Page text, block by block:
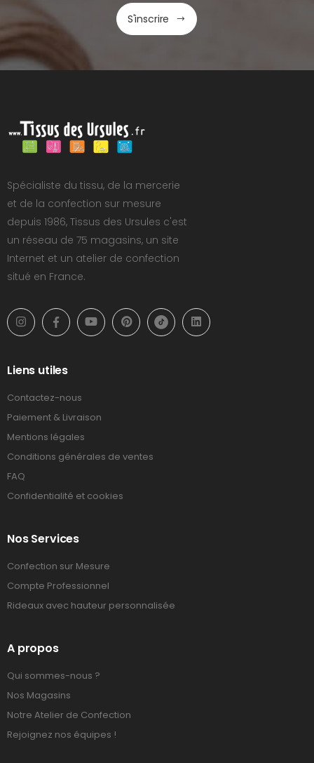
S'inscrire
Spécialiste du tissu, de la mercerie
et de la confection sur mesure
depuis 1986, Tissus des Ursules c'est
un réseau de 75 magasins, un site
Internet et un atelier de confection
situé en France.
Liens utiles
Contactez-nous
Paiement & Livraison
Mentions légales
Conditions générales de ventes
FAQ
Confidentialité et cookies
Nos Services
Confection sur Mesure
Compte Professionnel
Rideaux avec hauteur personnalisée
A propos
Qui sommes-nous ?
Nos Magasins
Notre Atelier de Confection
Rejoignez nos équipes !